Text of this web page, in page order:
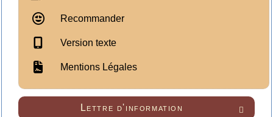
Recommander
Version texte
Mentions Légales

Lettre d'information